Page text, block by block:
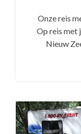
Onze reis
Op reis met
Nieuw